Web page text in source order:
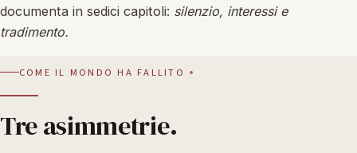
documenta in sedici capitoli: silenzio, interessi e
tradimento.
COME IL MONDO HA FALLITO
Tre asimmetrie.